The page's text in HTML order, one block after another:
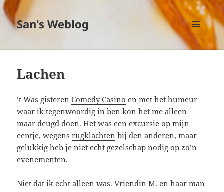
San's Weblog
MENU
EN
Lachen
’t Was gisterenComedy Casino en met het humeur
waar ik tegenwoordig in ben kon het me alleen
maar deugd doen. Het was een excursie op mijn
eentje, wegensrugklachten bij den anderen, maar
gelukkig heb je niet echt gezelschap nodig op zo’n
evenementen.
Niet dat ik echt alleen was. Vriendin M. en haar man